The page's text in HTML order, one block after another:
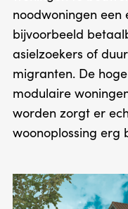
noodwoningen een
bijvoorbeeld
asielzoekers of
migranten. De
modulaire
worden zorgt er
woonoplossing erg